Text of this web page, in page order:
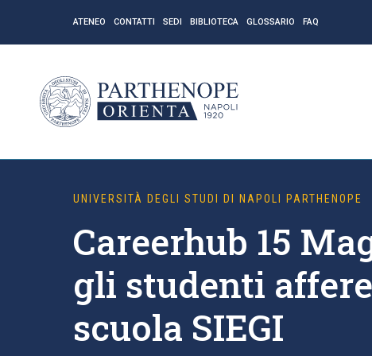
ATENEO CONTATTI SEDI BIBLIOTECA GLOSSARIO FAQ
UNIVERSITÀ DEGLI STUDI DI NAPOLI PARTHENOPE
Careerhub 15
gli studenti
scuola SIEGI